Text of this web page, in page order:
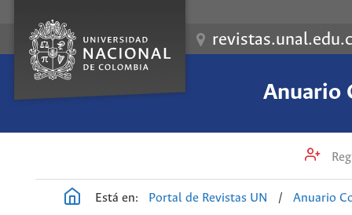
Anuario
Está en: Portal de Revistas UN / Anuario